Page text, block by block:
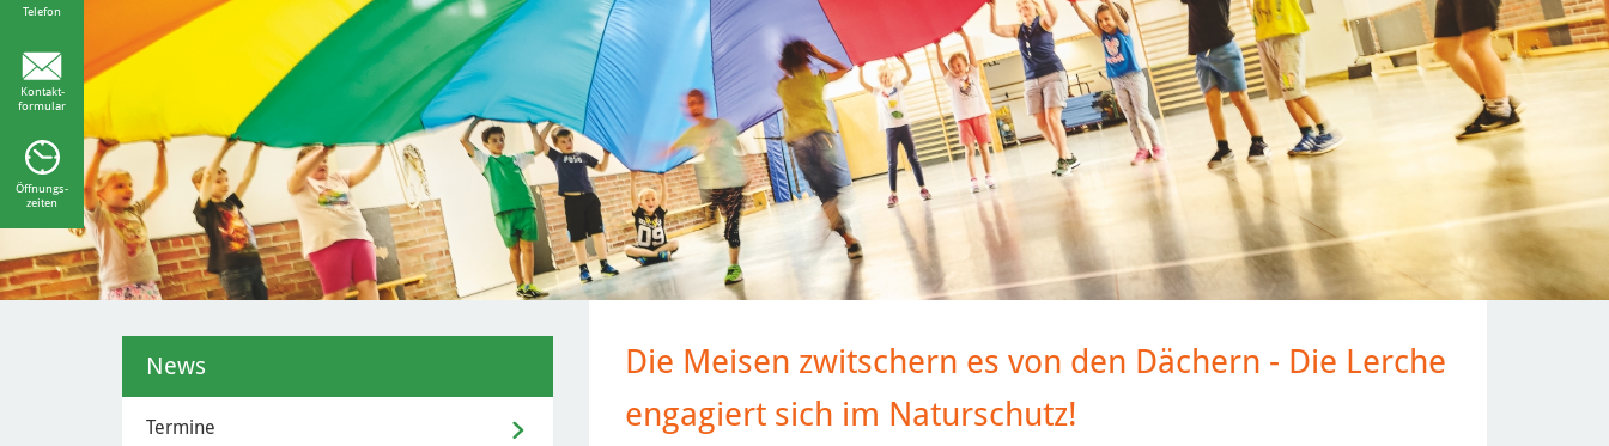
Die Meisen zwitschern es von den Dächern - Die Lerche
engagiert sich im Naturschutz!
News
Termine
Telefon
Kontakt-
formular
Öffnungs-
zeiten